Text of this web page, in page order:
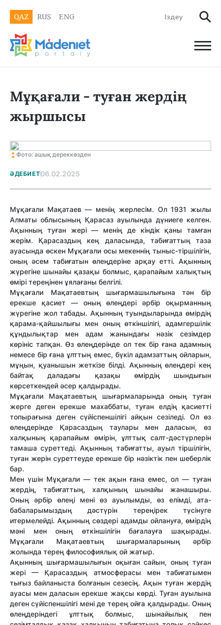
QAZ RUS ENG
Мұқағали - туған жердің
жыршысы
Фото: ашық дереккөзден
ӘДЕБИЕТ06.02.2025
Мұқағали Мақатаев — менің жерлесім. Ол 1931 жылы
Алматы облысының Қарасаз ауылында дүниеге келген.
Ақынның туған жері — менің де кіндік қаны тамған
жерім. Қарасаздың кең даласында, табиғаттың таза
ауасында өскен Мұқағали осы мекеннің тыныс-тіршілігін,
оның әсем табиғатын өлеңдеріне арқау етті. Ақынның
жүрегіне шынайы қазақы болмыс, қарапайым халықтың
өмірі тереңінен ұялағаны белгілі.
Мұқағали Мақатаевтың шығармашылығына тән бір
ерекше қасиет — оның өлеңдері әрбір оқырманның
жүрегіне жол табады. Ақынның туындыларында өмірдің
қарама-қайшылығы мен оның өткіншілігі, адамгершілік
құндылықтар мен адам жанындағы нәзік сезімдер
көрініс тапқан. Өз өлеңдерінде ол тек бір ғана адамның
немесе бір ғана ұлттың емес, бүкіл адамзаттың ойларын,
мұңын, қуанышын жеткізе білді. Ақынның өлеңдері кең
байтақ даладағы қазақы өмірдің шындығын
көрсеткендей әсер қалдырады.
Мұқағали Мақатаевтың шығармаларында оның туған
жерге деген ерекше махаббаты, туған елдің қасиетті
топырағына деген сүйіспеншілігі айқын сезіледі. Ол өз
өлеңдерінде Қарасаздың таулары мен даласын, өз
халқының қарапайым өмірін, ұлттық салт-дәстүрлерін
тамаша суреттеді. Ақынның табиғатты, ауыл тіршілігін,
туған жерін суреттеуде ерекше бір нәзіктік пен шеберлік
бар.
Мен үшін Мұқағали — тек ақын ғана емес, ол — туған
жердің, табиғаттың, халқының шынайы жанашыры.
Оның әрбір өлеңі мені өз ауылымды, өз елімді, ата-
бабаларымыздың дәстүрін тереңірек түсінуге
итермелейді. Ақынның сөздері адамды ойлануға, өмірдің
мәні мен оның өткіншілігін бағалауға шақырады.
Мұқағали Мақатаевтың шығармаларының әрбір
жолында терең философиялық ой жатыр.
Ақынның шығармашылығын оқыған сайын, оның туған
жері — Қарасаздың атмосферасы мен табиғатымен
тығыз байланыста болғанын сезесің. Ақын туған жердің
ауасы мен даласын ерекше жақсы көрді. Туған ауылына
деген сүйіспеншілігі мені де терең ойға қалдырады. Оның
өлеңдеріндегі ұлттық болмыс, шынайылық пен